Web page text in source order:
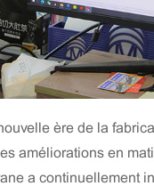
ère de la
améliorations en
a continuellement